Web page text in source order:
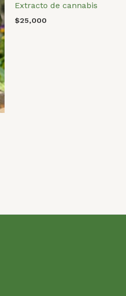
Extracto de cannabis
$25,000